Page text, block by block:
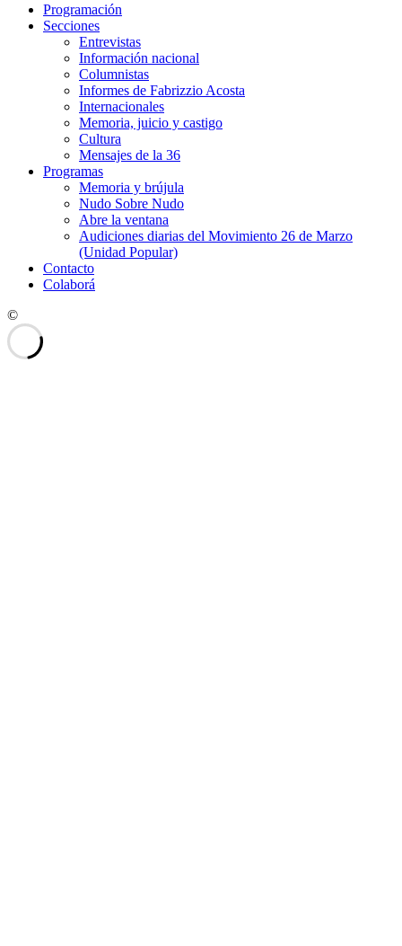
Programación
Secciones
Entrevistas
Información nacional
Columnistas
Informes de Fabrizzio Acosta
Internacionales
Memoria, juicio y castigo
Cultura
Mensajes de la 36
Programas
Memoria y brújula
Nudo Sobre Nudo
Abre la ventana
Audiciones diarias del Movimiento 26 de Marzo
(Unidad Popular)
Contacto
Colaborá
©